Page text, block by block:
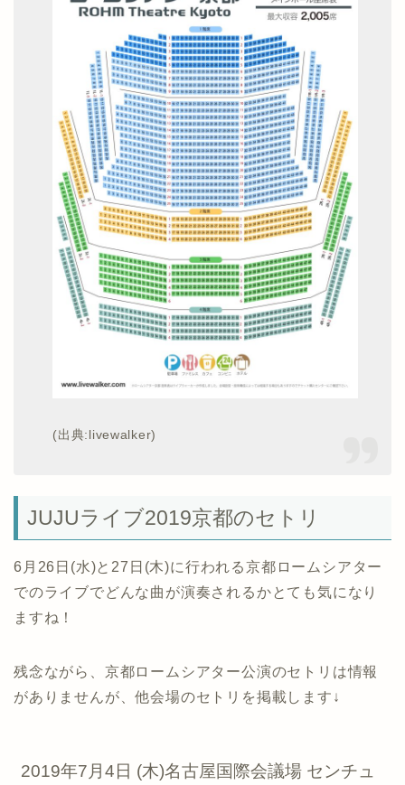
(出典:livewalker)
JUJUライブ2019京都のセトリ
6月26日(水)と27日(木)に行われる京都ロームシアター
でのライブでどんな曲が演奏されるかとても気になり
ますね！
残念ながら、京都ロームシアター公演のセトリは情報
がありませんが、他会場のセトリを掲載します↓
2019年7月4日 (木)名古屋国際会議場 センチュ